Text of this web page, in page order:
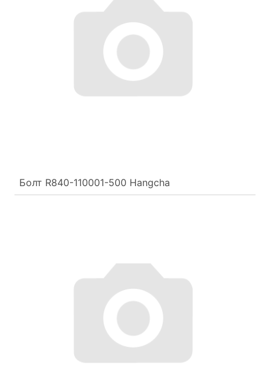
Болт R840-110001-500 Hangcha